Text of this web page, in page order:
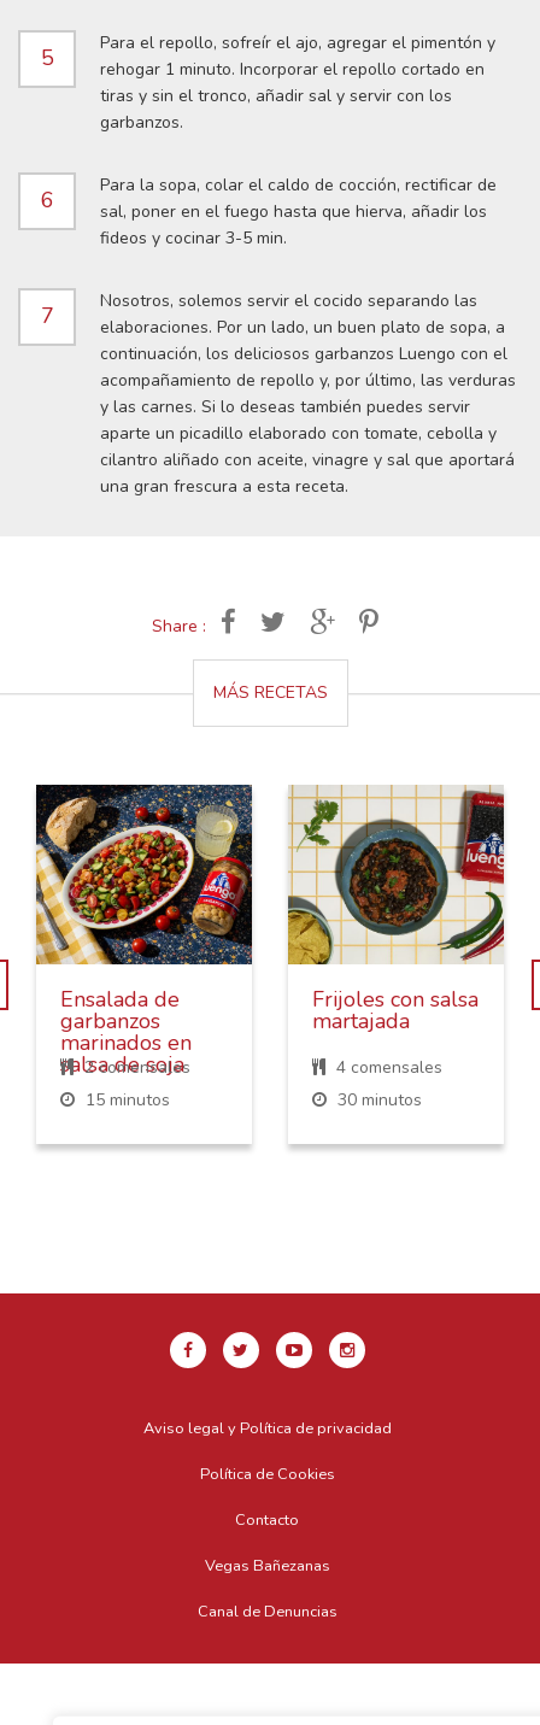
5
Para el repollo, sofreír el ajo, agregar el pimentón y
rehogar 1 minuto. Incorporar el repollo cortado en
tiras y sin el tronco, añadir sal y servir con los
garbanzos.
6
Para la sopa, colar el caldo de cocción, rectificar de
sal, poner en el fuego hasta que hierva, añadir los
fideos y cocinar 3-5 min.
7
Nosotros, solemos servir el cocido separando las
elaboraciones. Por un lado, un buen plato de sopa, a
continuación, los deliciosos garbanzos Luengo con el
acompañamiento de repollo y, por último, las verduras
y las carnes. Si lo deseas también puedes servir
aparte un picadillo elaborado con tomate, cebolla y
cilantro aliñado con aceite, vinagre y sal que aportará
una gran frescura a esta receta.
Share :
MÁS RECETAS
Ensalada de
garbanzos
marinados en
salsa de soja
2 comensales
15 minutos
Frijoles con salsa
martajada
4 comensales
30 minutos
Aviso legal y Política de privacidad
Política de Cookies
Contacto
Vegas Bañezanas
Canal de Denuncias